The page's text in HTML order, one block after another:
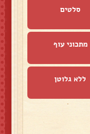
סלטים
מתכוני עוף
ללא גלוטן